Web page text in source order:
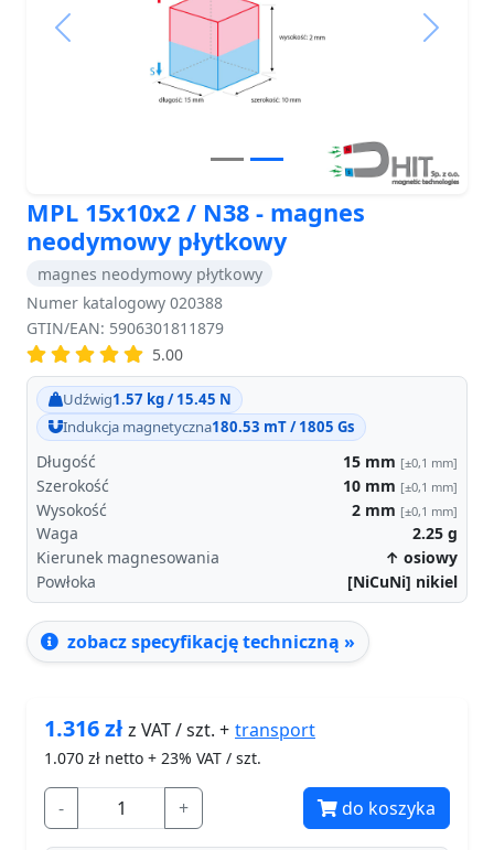
Previous Next
MPL 15x10x2 / N38 - magnes
neodymowy płytkowy
magnes neodymowy płytkowy
Numer katalogowy 020388
GTIN/EAN: 5906301811879
5.00
Udźwig1.57 kg / 15.45 N
Indukcja magnetyczna180.53 mT / 1805 Gs
Długość 15 mm [±0,1 mm]
Szerokość 10 mm [±0,1 mm]
Wysokość 2 mm [±0,1 mm]
Waga 2.25 g
Kierunek magnesowania
↑ osiowy
Powłoka
[NiCuNi] nikiel
zobacz specyfikację techniczną »
1.316złz VAT / szt. + transport
1.070 zł netto + 23% VAT / szt.
- + do koszyka